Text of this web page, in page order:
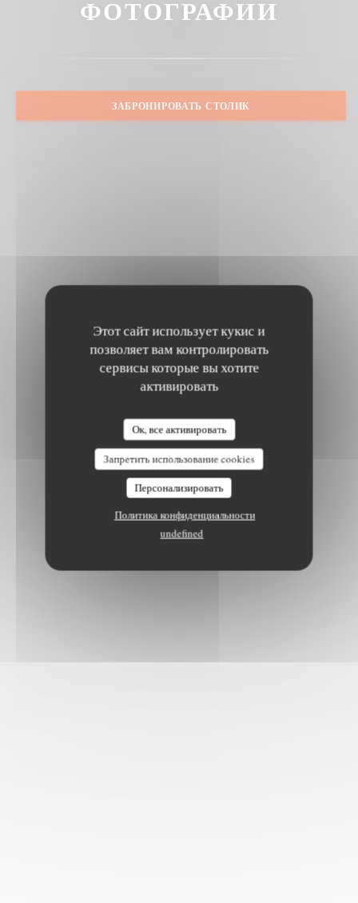
Этот сайт использует кукис и
позволяет вам контролировать
сервисы которые вы хотите
активировать
Ок, все активировать
Запретить использование cookies
Персонализировать
Политика конфиденциальности
undefined
ФОТОГРАФИИ
ЗАБРОНИРОВАТЬ СТОЛИК